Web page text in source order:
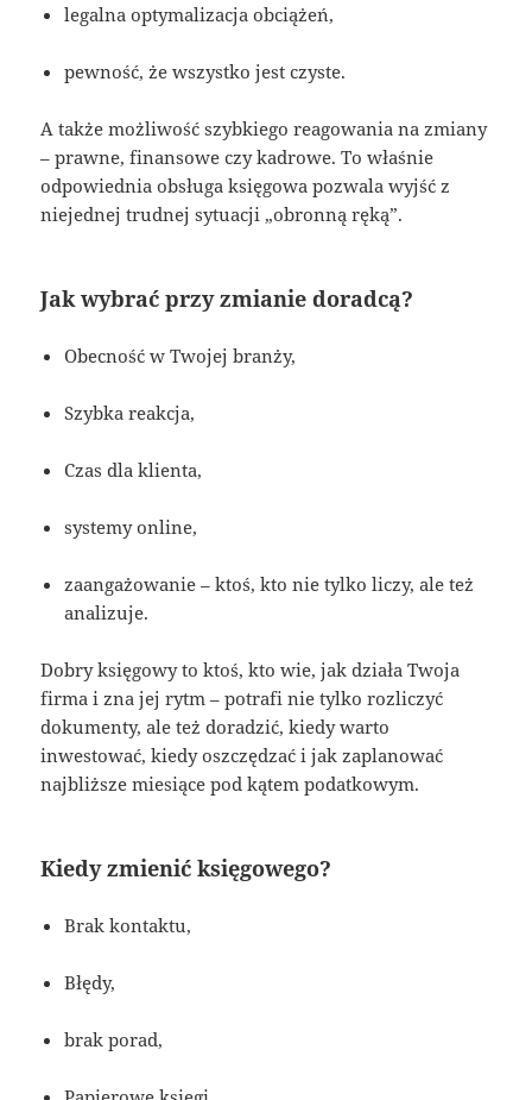
legalna optymalizacja obciążeń,
pewność, że wszystko jest czyste.
A także możliwość szybkiego reagowania na zmiany
– prawne, finansowe czy kadrowe. To właśnie
odpowiednia obsługa księgowa pozwala wyjść z
niejednej trudnej sytuacji „obronną ręką”.
Jak wybrać przy zmianie doradcą?
Obecność w Twojej branży,
Szybka reakcja,
Czas dla klienta,
systemy online,
zaangażowanie – ktoś, kto nie tylko liczy, ale też
analizuje.
Dobry księgowy to ktoś, kto wie, jak działa Twoja
firma i zna jej rytm – potrafi nie tylko rozliczyć
dokumenty, ale też doradzić, kiedy warto
inwestować, kiedy oszczędzać i jak zaplanować
najbliższe miesiące pod kątem podatkowym.
Kiedy zmienić księgowego?
Brak kontaktu,
Błędy,
brak porad,